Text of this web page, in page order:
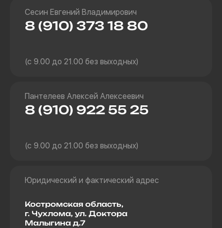
Сесин Евгений Владимирович
8 (910) 373 18 80
(с 9.00 до 21.00 без выходных)
Пантелеев Алексей Алексеевич
8 (910) 922 55 25
(с 9.00 до 21.00 без выходных)
Юридический и фактический адрес
Костромская область,
г. Чухлома, ул. Доктора
Малыгина д.7